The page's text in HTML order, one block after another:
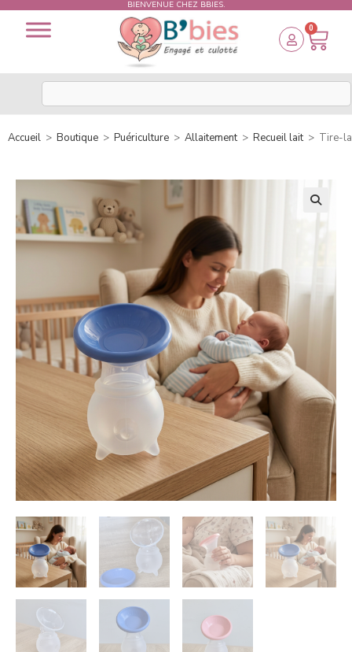
BIENVENUE CHEZ BBIES.
0
Accueil > Boutique > Puériculture > Allaitement > Recueil lait > Tire-